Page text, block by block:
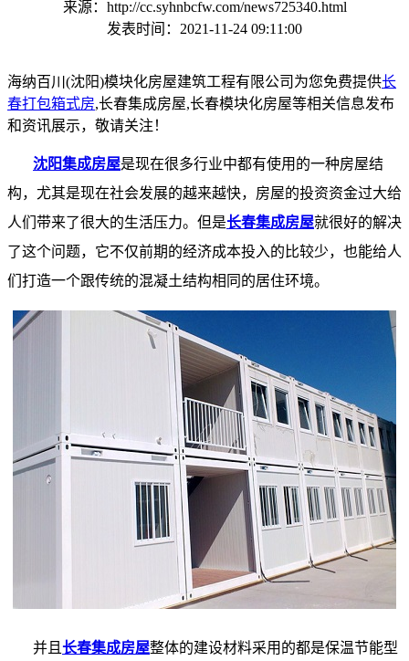
来源：http://cc.syhnbcfw.com/news725340.html
发表时间：2021-11-24 09:11:00
海纳百川(沈阳)模块化房屋建筑工程有限公司为您免费提供长
春打包箱式房,长春集成房屋,长春模块化房屋等相关信息发布
和资讯展示，敬请关注！
沈阳集成房屋是现在很多行业中都有使用的一种房屋结
构，尤其是现在社会发展的越来越快，房屋的投资资金过大给
人们带来了很大的生活压力。但是长春集成房屋就很好的解决
了这个问题，它不仅前期的经济成本投入的比较少，也能给人
们打造一个跟传统的混凝土结构相同的居住环境。
并且 长春集成房屋整体的建设材料采用的都是保温节能型